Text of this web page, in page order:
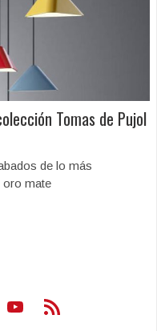
Tomas de Pujol
de lo más
oro mate
Youtube
Feed RSS